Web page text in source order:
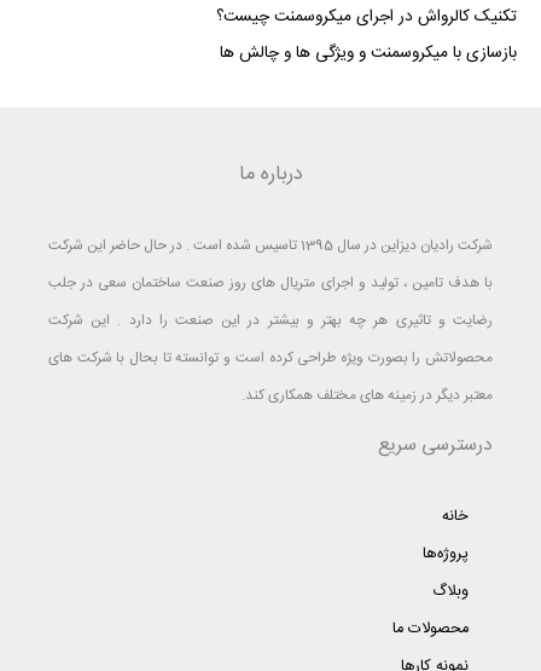
تکنیک کالرواش در اجرای میکروسمنت چیست؟
بازسازی با میکروسمنت و ویژگی ها و چالش ها
درباره ما
شرکت رادیان دیزاین در سال 1395 تاسیس شده است . در حال حاضر این شرکت
با هدف تامین ، تولید و اجرای متریال های روز صنعت ساختمان سعی در جلب
رضایت و تاثیری هر چه بهتر و بیشتر در این صنعت را دارد . این شرکت
محصولاتش را بصورت ویژه طراحی کرده است و توانسته تا بحال با شرکت های
معتبر دیگر در زمینه های مختلف همکاری کند.
درسترسی سریع
خانه
پروژه‌ها
وبلاگ
محصولات ما